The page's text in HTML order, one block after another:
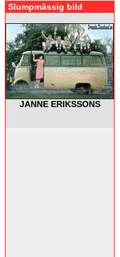
Slumpmässig bild
JANNE ERIKSSONS